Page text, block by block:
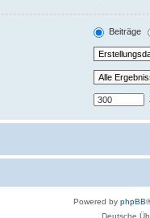
Beiträge
Powered by phpBB
Deutsche